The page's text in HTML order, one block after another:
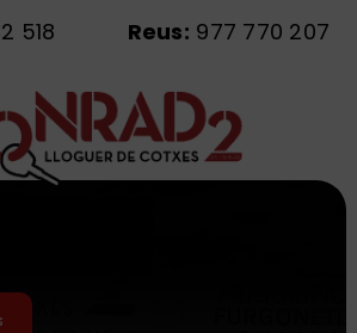
518 Reus: 977 770 207